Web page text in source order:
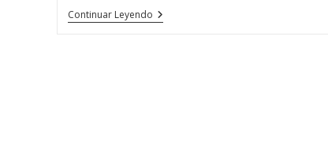
Continuar Leyendo15
Promociones